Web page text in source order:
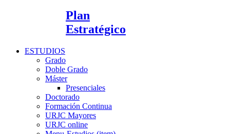
Plan
Estratégico
ESTUDIOS
Grado
Doble Grado
Máster
Presenciales
Doctorado
Formación Continua
URJC Mayores
URJC online